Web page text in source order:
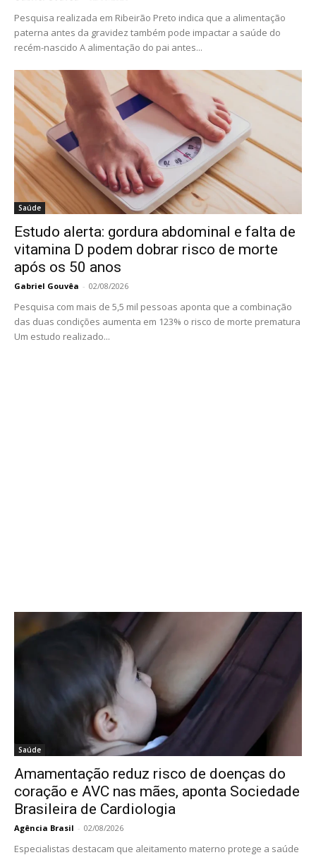
Pesquisa realizada em Ribeirão Preto indica que a alimentação
paterna antes da gravidez também pode impactar a saúde do
recém-nascido A alimentação do pai antes...
Saúde
Estudo alerta: gordura abdominal e falta de
vitamina D podem dobrar risco de morte
após os 50 anos
Gabriel Gouvêa - 02/08/2026
Pesquisa com mais de 5,5 mil pessoas aponta que a combinação
das duas condições aumenta em 123% o risco de morte prematura
Um estudo realizado...
Saúde
Amamentação reduz risco de doenças do
coração e AVC nas mães, aponta Sociedade
Brasileira de Cardiologia
Agência Brasil - 02/08/2026
Especialistas destacam que aleitamento materno protege a saúde